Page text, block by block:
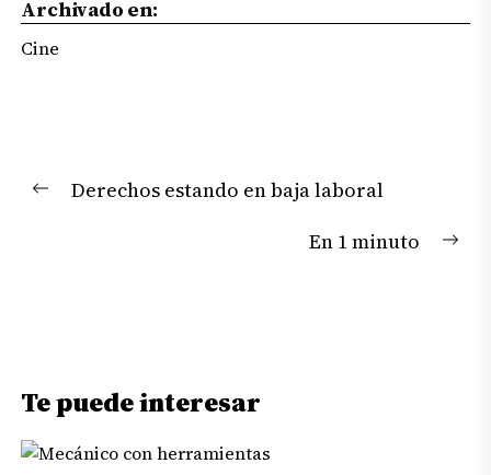
Archivado en:
Cine
dePrevious
Derechos estando en baja laboral
En 1 minuto
Te puede interesar